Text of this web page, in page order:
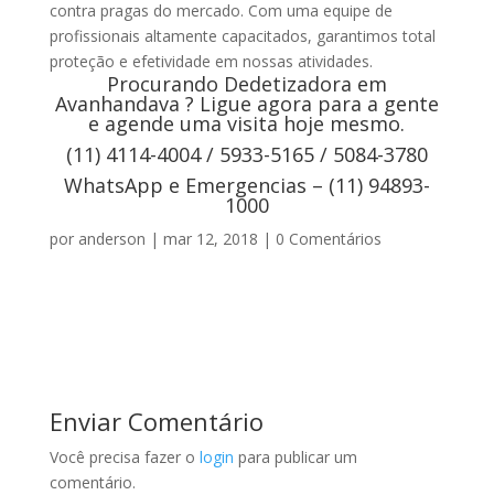
contra pragas do mercado. Com uma equipe de
profissionais altamente capacitados, garantimos total
proteção e efetividade em nossas atividades.
Procurando Dedetizadora em
Avanhandava ? Ligue agora para a gente
e agende uma visita hoje mesmo.
(11) 4114-4004 / 5933-5165 / 5084-3780
WhatsApp e Emergencias – (11) 94893-
1000
por anderson | mar 12, 2018 | 0 Comentários
Enviar Comentário
Você precisa fazer o login para publicar um
comentário.